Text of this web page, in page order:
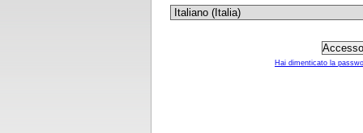
Hai dimenticato la